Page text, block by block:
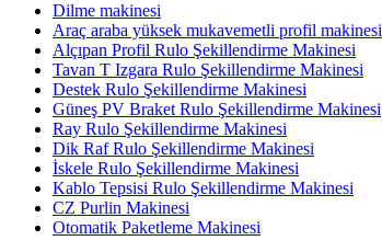
Dilme makinesi
Araç araba yüksek mukavemetli profil makinesi
Alçıpan Profil Rulo Şekillendirme Makinesi
Tavan T Izgara Rulo Şekillendirme Makinesi
Destek Rulo Şekillendirme Makinesi
Güneş PV Braket Rulo Şekillendirme Makinesi
Ray Rulo Şekillendirme Makinesi
Dik Raf Rulo Şekillendirme Makinesi
İskele Rulo Şekillendirme Makinesi
Kablo Tepsisi Rulo Şekillendirme Makinesi
CZ Purlin Makinesi
Otomatik Paketleme Makinesi